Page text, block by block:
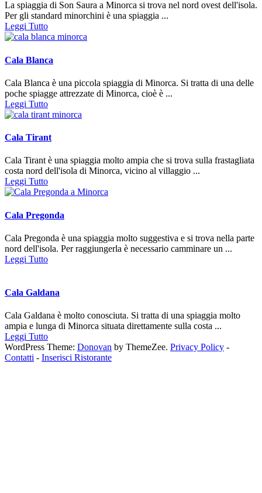
La spiaggia di Son Saura a Minorca si trova nel nord ovest dell'isola.
Per gli standard minorchini è una spiaggia ...
Leggi Tutto
Cala Blanca
Cala Blanca è una piccola spiaggia di Minorca. Si tratta di una delle
poche spiagge attrezzate di Minorca, cioè è ...
Leggi Tutto
Cala Tirant
Cala Tirant è una spiaggia molto ampia che si trova sulla frastagliata
costa nord dell'isola di Minorca, vicino al villaggio ...
Leggi Tutto
Cala Pregonda
Cala Pregonda è una spiaggia molto suggestiva e si trova nella parte
nord dell'isola. Per raggiungerla è necessario camminare un ...
Leggi Tutto
Cala Galdana
Cala Galdana è molto conosciuta. Si tratta di una spiaggia molto
ampia e lunga di Minorca situata direttamente sulla costa ...
Leggi Tutto
WordPress Theme: Donovan by ThemeZee. Privacy Policy -
Contatti - Inserisci Ristorante